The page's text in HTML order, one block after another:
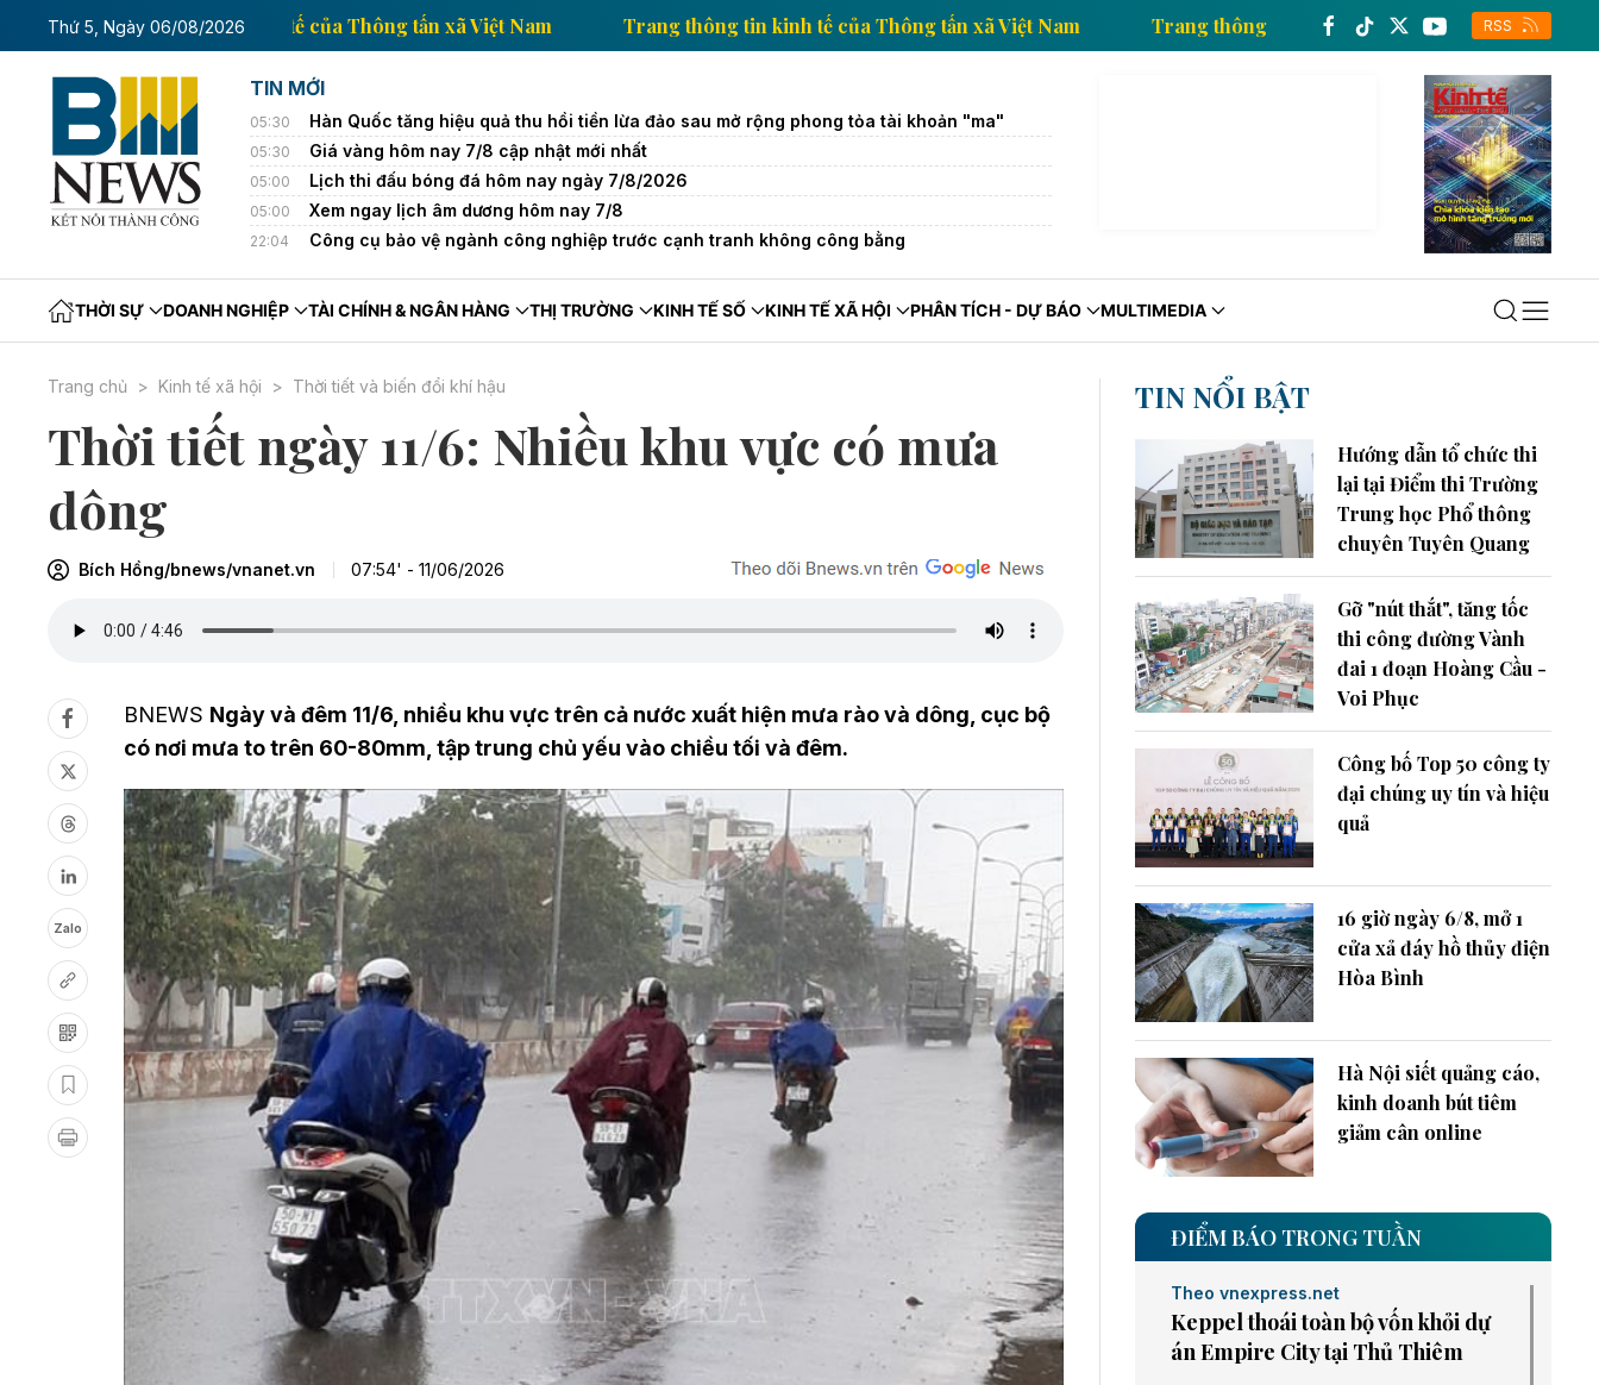
Thứ 5, Ngày 06/08/2026Trang thông tin kinh tế của Thông tấn xã Việt Nam Trang thông tin kinh tế của Thông tấn xã Việt Nam Trang thông tin kinh tế của Thông
RSS
TIN MỚI
05:30 Hàn Quốc tăng hiệu quả thu hồi tiền lừa đảo sau mở rộng phong tỏa tài khoản "ma"
05:30 Giá vàng hôm nay 7/8 cập nhật mới nhất
05:00 Lịch thi đấu bóng đá hôm nay ngày 7/8/2026
05:00 Xem ngay lịch âm dương hôm nay 7/8
22:04 Công cụ bảo vệ ngành công nghiệp trước cạnh tranh không công bằng
THỜI SỰ DOANH NGHIỆP TÀI CHÍNH & NGÂN HÀNG THỊ TRƯỜNG KINH TẾ SỐ KINH TẾ XÃ HỘI PHÂN TÍCH - DỰ BÁO MULTIMEDIA
Trang chủ Kinh tế xã hội Thời tiết và biến đổi khí hậu
Thời tiết ngày 11/6: Nhiều khu vực có mưa
dông
Bích Hồng/bnews/vnanet.vn 07:54' - 11/06/2026
Zalo
BNEWS Ngày và đêm 11/6, nhiều khu vực trên cả nước xuất hiện mưa rào và dông, cục bộ
có nơi mưa to trên 60-80mm, tập trung chủ yếu vào chiều tối và đêm.
TIN NỔI BẬT
Hướng dẫn tổ chức thi
lại tại Điểm thi Trường
Trung học Phổ thông
chuyên Tuyên Quang
Gỡ "nút thắt", tăng tốc
thi công đường Vành
đai 1 đoạn Hoàng Cầu -
Voi Phục
Công bố Top 50 công ty
đại chúng uy tín và hiệu
quả
16 giờ ngày 6/8, mở 1
cửa xả đáy hồ thủy điện
Hòa Bình
Hà Nội siết quảng cáo,
kinh doanh bút tiêm
giảm cân online
ĐIỂM BÁO TRONG TUẦN
Theo vnexpress.net
Keppel thoái toàn bộ vốn khỏi dự
án Empire City tại Thủ Thiêm